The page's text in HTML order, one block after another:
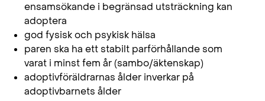
ensamsökande i begränsad utsträckning kan
adoptera
god fysisk och psykisk hälsa
paren ska ha ett stabilt parförhållande som
varat i minst fem år (sambo/äktenskap)
adoptivföräldrarnas ålder inverkar på
adoptivbarnets ålder